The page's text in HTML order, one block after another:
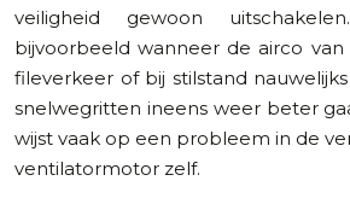
veiligheid gewoon
bijvoorbeeld wanneer de airco
fileverkeer of bij stilstand
snelwegritten ineens weer beter
wijst vaak op een probleem in de
ventilatormotor zelf.